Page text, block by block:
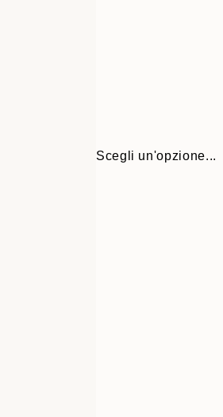
Scegli un'opzione...